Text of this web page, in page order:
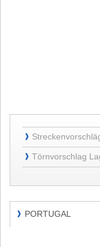
Italien
❱
Törnvorschlag
Lagune
Venedig
❱ Törnvorschlag
❱ PORTUGAL